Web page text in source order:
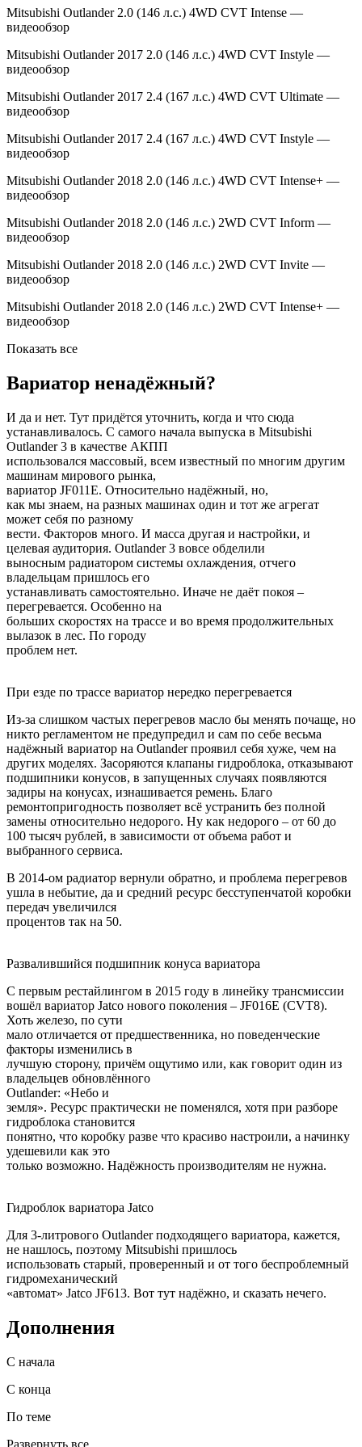
Mitsubishi Outlander 2.0 (146 л.с.) 4WD CVT Intense —
видеообзор
Mitsubishi Outlander 2017 2.0 (146 л.с.) 4WD CVT Instyle —
видеообзор
Mitsubishi Outlander 2017 2.4 (167 л.с.) 4WD CVT Ultimate —
видеообзор
Mitsubishi Outlander 2017 2.4 (167 л.с.) 4WD CVT Instyle —
видеообзор
Mitsubishi Outlander 2018 2.0 (146 л.с.) 4WD CVT Intense+ —
видеообзор
Mitsubishi Outlander 2018 2.0 (146 л.с.) 2WD CVT Inform —
видеообзор
Mitsubishi Outlander 2018 2.0 (146 л.с.) 2WD CVT Invite —
видеообзор
Mitsubishi Outlander 2018 2.0 (146 л.с.) 2WD CVT Intense+ —
видеообзор
Показать все
Вариатор ненадёжный?
И да и нет. Тут придётся уточнить, когда и что сюда
устанавливалось. С самого начала выпуска в Mitsubishi
Outlander 3 в качестве АКПП
использовался массовый, всем известный по многим другим
машинам мирового рынка,
вариатор JF011E. Относительно надёжный, но,
как мы знаем, на разных машинах один и тот же агрегат
может себя по разному
вести. Факторов много. И масса другая и настройки, и
целевая аудитория. Outlander 3 вовсе обделили
выносным радиатором системы охлаждения, отчего
владельцам пришлось его
устанавливать самостоятельно. Иначе не даёт покоя –
перегревается. Особенно на
больших скоростях на трассе и во время продолжительных
вылазок в лес. По городу
проблем нет.
При езде по трассе вариатор нередко перегревается
Из-за слишком частых перегревов масло бы менять почаще, но
никто регламентом не предупредил и сам по себе весьма
надёжный вариатор на Outlander проявил себя хуже, чем на
других моделях. Засоряются клапаны гидроблока, отказывают
подшипники конусов, в запущенных случаях появляются
задиры на конусах, изнашивается ремень. Благо
ремонтопригодность позволяет всё устранить без полной
замены относительно недорого. Ну как недорого – от 60 до
100 тысяч рублей, в зависимости от объема работ и
выбранного сервиса.
В 2014-ом радиатор вернули обратно, и проблема перегревов
ушла в небытие, да и средний ресурс бесступенчатой коробки
передач увеличился
процентов так на 50.
Развалившийся подшипник конуса вариатора
С первым рестайлингом в 2015 году в линейку трансмиссии
вошёл вариатор Jatco нового поколения – JF016E (CVT8).
Хоть железо, по сути
мало отличается от предшественника, но поведенческие
факторы изменились в
лучшую сторону, причём ощутимо или, как говорит один из
владельцев обновлённого
Outlander: «Небо и
земля». Ресурс практически не поменялся, хотя при разборе
гидроблока становится
понятно, что коробку разве что красиво настроили, а начинку
удешевили как это
только возможно. Надёжность производителям не нужна.
Гидроблок вариатора Jatco
Для 3-литрового Outlander подходящего вариатора, кажется,
не нашлось, поэтому Mitsubishi пришлось
использовать старый, проверенный и от того беспроблемный
гидромеханический
«автомат» Jatco JF613. Вот тут надёжно, и сказать нечего.
Дополнения
С начала
С конца
По теме
Развернуть все